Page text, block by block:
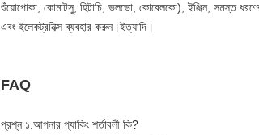
শুঁয়োপোকা, কোমাটসু, হিটাচি, ভলভো, কোবেলকো), ইঞ্জিন, সমস্ত ধরণের
এবং ইলেকট্রনিক্স ব্যবহার করুন।ইত্যাদি।
FAQ
প্রশ্ন ১.আপনার প্যাকিং শর্তাবলী কি?